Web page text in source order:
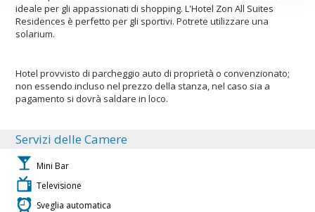
ideale per gli appassionati di shopping. L'Hotel Zon All Suites
Residences è perfetto per gli sportivi. Potrete utilizzare una
solarium.
Hotel provvisto di parcheggio auto di proprietà o convenzionato;
non essendo incluso nel prezzo della stanza, nel caso sia a
pagamento si dovrà saldare in loco.
Servizi delle Camere
Mini Bar
Televisione
Sveglia automatica